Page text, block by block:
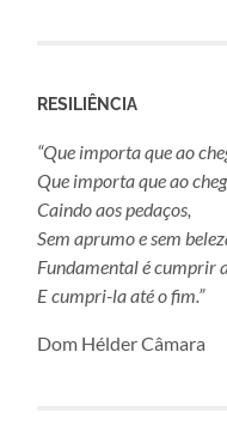
RESILIÊNCIA
“Que importa que ao
Que importa que ao
Caindo aos pedaços,
Sem aprumo e sem
Fundamental é cumprir
E cumpri-la até o fim.”
Dom Hélder Câmara